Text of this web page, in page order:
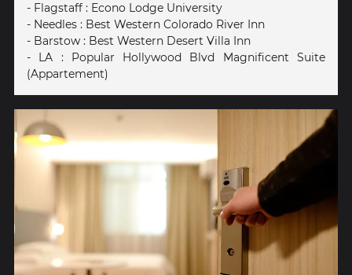
- Flagstaff : Econo Lodge University
- Needles : Best Western Colorado River Inn
- Barstow : Best Western Desert Villa Inn
- LA : Popular Hollywood Blvd Magnificent Suite
(Appartement)